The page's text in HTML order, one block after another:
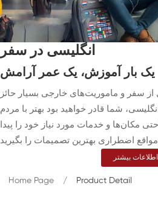
انگلیسی در سفر
یک بار آموزش، یک عمر آرامش
از سفر و ماموریت‌های خارجی بسیار حائز
شما قادر خواهید بود بهتر با مردم
مکان‌ها و خدمات مورد نیاز خود را پیدا
اطلاعات بیشتر
Home Page Product Detail